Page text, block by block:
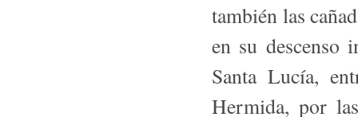
también las
en su descenso
Santa Lucía,
Hermida, por